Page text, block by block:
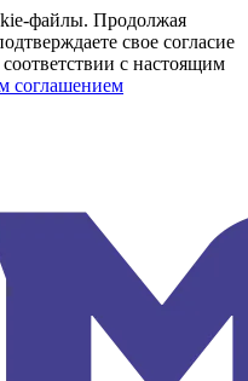
файлы. Продолжая
свое согласие
с настоящим
соглашением